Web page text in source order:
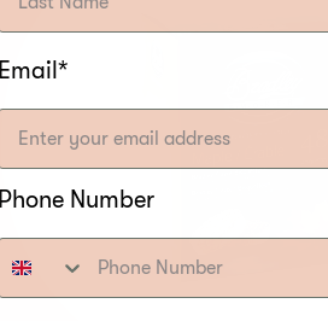
Email*
Phone Number